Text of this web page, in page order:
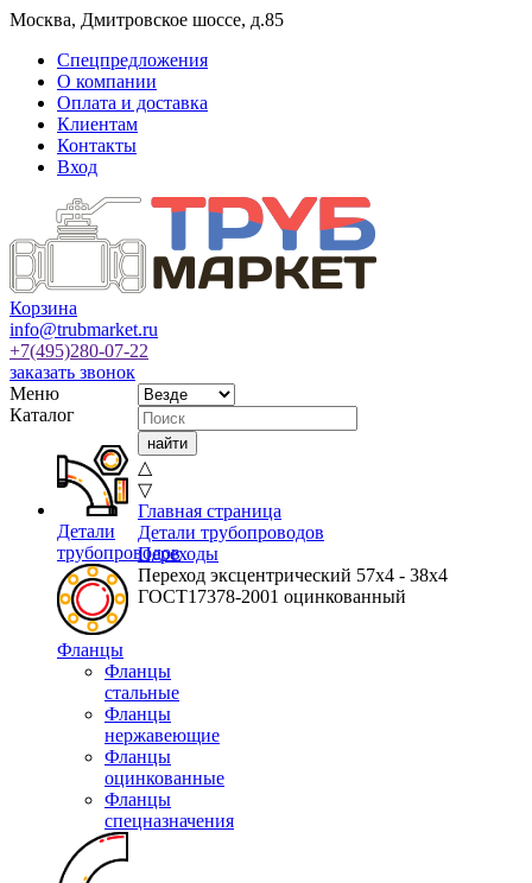
Москва, Дмитровское шоссе, д.85
Спецпредложения
О компании
Оплата и доставка
Клиентам
Контакты
Вход
Корзина
info@trubmarket.ru
+7(495)280-07-22
заказать звонок
Меню
Каталог
Детали
трубопроводов
Фланцы
Фланцы
стальные
Фланцы
нержавеющие
Фланцы
оцинкованные
Фланцы
спецназначения
△
▽
Главная страница
Детали трубопроводов
Переходы
Переход эксцентрический 57х4 - 38х4
ГОСТ17378-2001 оцинкованный